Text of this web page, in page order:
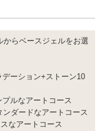
らベースジェルをお選
ーション+ストーン10
ルなアートコース
ダードなアートコース
なアートコース